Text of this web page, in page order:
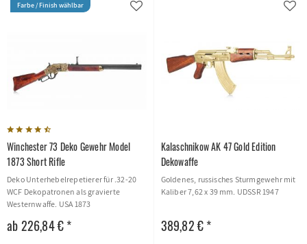
Farbe / Finish wählbar
Winchester 73 Deko Gewehr Model
1873 Short Rifle
Deko Unterhebelrepetierer für .32-20
WCF Dekopatronen als gravierte
Westernwaffe. USA 1873
ab 226,84 € *
Kalaschnikow AK 47 Gold Edition
Dekowaffe
Goldenes, russisches Sturmgewehr mit
Kaliber 7,62 x 39 mm. UDSSR 1947
389,82 € *